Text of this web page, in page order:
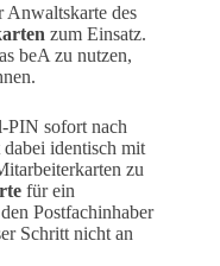
Anwaltskarte des
zum Einsatz.
beA zu nutzen,
PIN sofort nach
identisch mit
zu
für ein
Postfachinhaber
Schritt nicht an